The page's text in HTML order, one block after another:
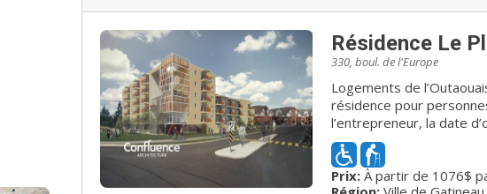
Résidence Le
330, boul. de l'Europe
Logements de
résidence pour
l’entrepreneur, la date
Cette résidence
ou semi-autonomes et à
pour obtenir une
Prix:À partir de 1076$